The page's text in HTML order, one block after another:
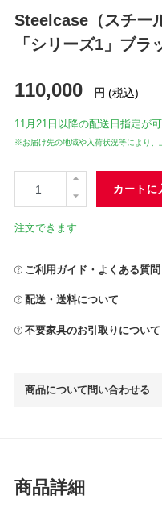
Steelcase（スチー
「シリーズ1」ブ
110,000 円 (税込)
11月21日 以降の配送日指定が
※お届け先の地域や入荷状況等により、
カートに
注文できます
ご利用ガイド・よくある質問
配送・送料について
不要家具のお引取りについて
商品について問い合わせる
商品詳細